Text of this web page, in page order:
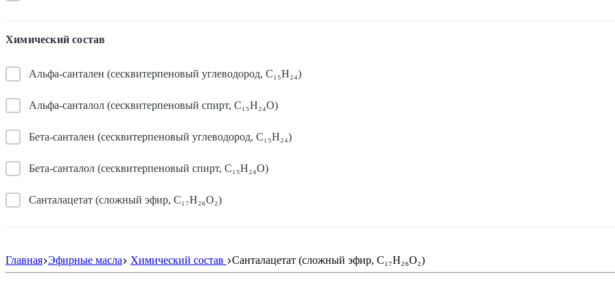
Химический состав
Альфа-сантален (сесквитерпеновый углеводород, C₁₅H₂₄)
Альфа-санталол (сесквитерпеновый спирт, C₁₅H₂₄O)
Бета-сантален (сесквитерпеновый углеводород, C₁₅H₂₄)
Бета-санталол (сесквитерпеновый спирт, C₁₅H₂₄O)
Санталацетат (сложный эфир, C₁₇H₂₆O₂)
Главная Эфирные масла Химический состав Санталацетат (сложный эфир, C₁₇H₂₆O₂)